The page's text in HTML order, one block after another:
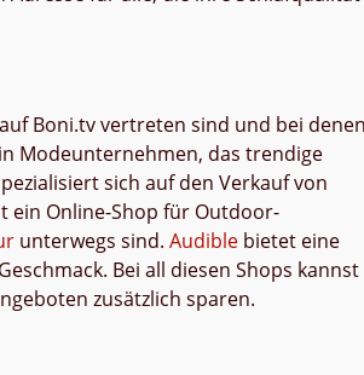
Boni.tv vertreten sind und bei
Modeunternehmen, das trendige
sich auf den Verkauf von
ein Online-Shop für Outdoor-
unterwegs sind. Audible bietet eine
Bei all diesen Shops kannst
zusätzlich sparen.